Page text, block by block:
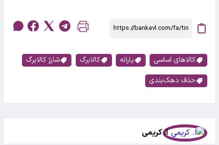
کالاهای اساسی یارانه کالابرگ
شارژ کالابرگ
حذف دهک‌بندی‌
ا. کریمی